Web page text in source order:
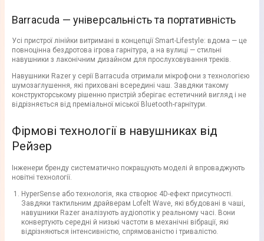
Barracuda — універсальність та портативність
Усі пристрої лінійки витримані в концепції Smart-Lifestyle: вдома — це
повноцінна бездротова ігрова гарнітура, а на вулиці — стильні
навушники з лаконічним дизайном для прослуховування треків.
Навушники Razer у серії Barracuda отримали мікрофони з технологією
шумозаглушення, які приховані всередині чаш. Завдяки такому
конструкторському рішенню пристрій зберігає естетичний вигляд і не
відрізняється від преміальної міської Bluetooth-гарнітури.
Фірмові технології в навушниках від
Рейзер
Інженери бренду систематично покращують моделі й впроваджують
новітні технології.
HyperSense або технологія, яка створює 4D-ефект присутності.
Завдяки тактильним драйверам Lofelt Wave, які вбудовані в чаші,
навушники Razer аналізують аудіопотік у реальному часі. Вони
конвертують середні й низькі частоти в механічні вібрації, які
відрізняються інтенсивністю, спрямованістю і тривалістю.